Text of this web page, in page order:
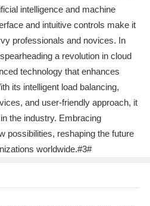
intelligence and machine
and intuitive controls make it
professionals and novices. In
a revolution in cloud
technology that enhances
its intelligent load balancing,
and user-friendly approach, it
the industry. Embracing
possibilities, reshaping the future
worldwide.#3#